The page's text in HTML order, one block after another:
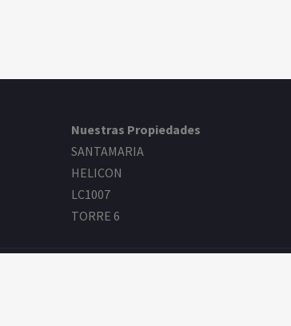
Nuestras Propiedades
SANTAMARIA
HELICON
LC1007
TORRE 6